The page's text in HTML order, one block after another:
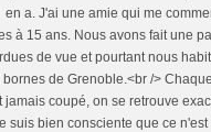
a. J'ai une amie qui me
à 15 ans. Nous avons fait une
de vue et pourtant nous
de Grenoble.<br />
coupé, on se retrouve
suis bien consciente que ce